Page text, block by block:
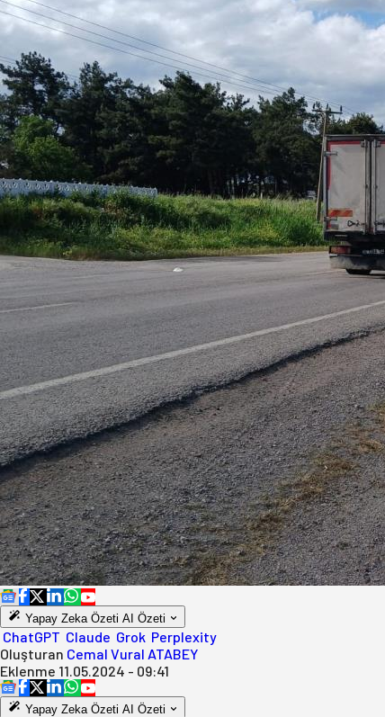
Yapay Zeka Özeti AI Özeti
ChatGPT Claude Grok Perplexity
Oluşturan Cemal Vural ATABEY
Eklenme 11.05.2024 - 09:41
Yapay Zeka Özeti AI Özeti